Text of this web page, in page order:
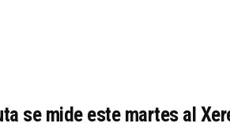
se mide este martes al